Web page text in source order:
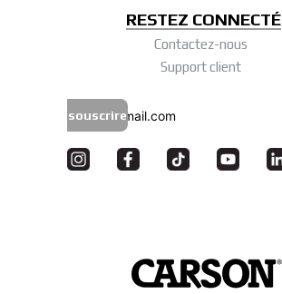
RESTEZ CONNECTÉ
Contactez-nous
Support client
souscrire